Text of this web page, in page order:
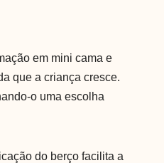
em mini cama e
que a criança cresce.
o uma escolha
do berço facilita a